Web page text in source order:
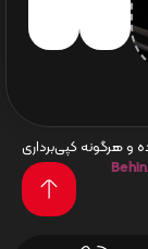
و هرگونه کپی‌برداری